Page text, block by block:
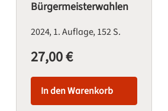
Bürgermeisterwahlen
20241. Auflage152 S.
Regulärer Preis:
27,00 €
In den Warenkorb